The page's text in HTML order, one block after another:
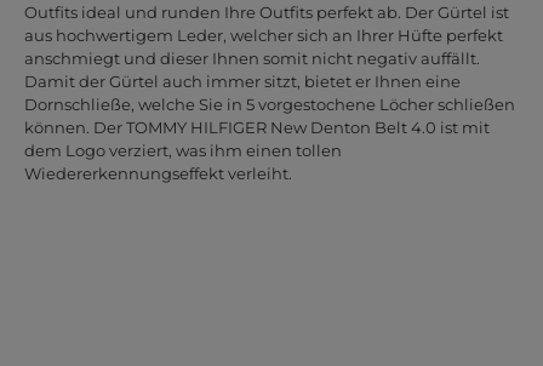
Outfits ideal und runden Ihre Outfits perfekt ab. Der Gürtel ist
aus hochwertigem Leder, welcher sich an Ihrer Hüfte perfekt
anschmiegt und dieser Ihnen somit nicht negativ auffällt.
Damit der Gürtel auch immer sitzt, bietet er Ihnen eine
Dornschließe, welche Sie in 5 vorgestochene Löcher schließen
können. Der TOMMY HILFIGER New Denton Belt 4.0 ist mit
dem Logo verziert, was ihm einen tollen
Wiedererkennungseffekt verleiht.